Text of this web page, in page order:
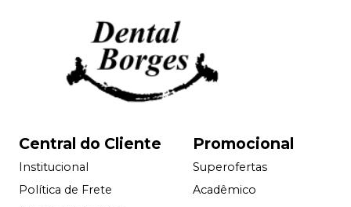
Central do Cliente
Institucional
Política de Frete
Promocional
Superofertas
Acadêmico